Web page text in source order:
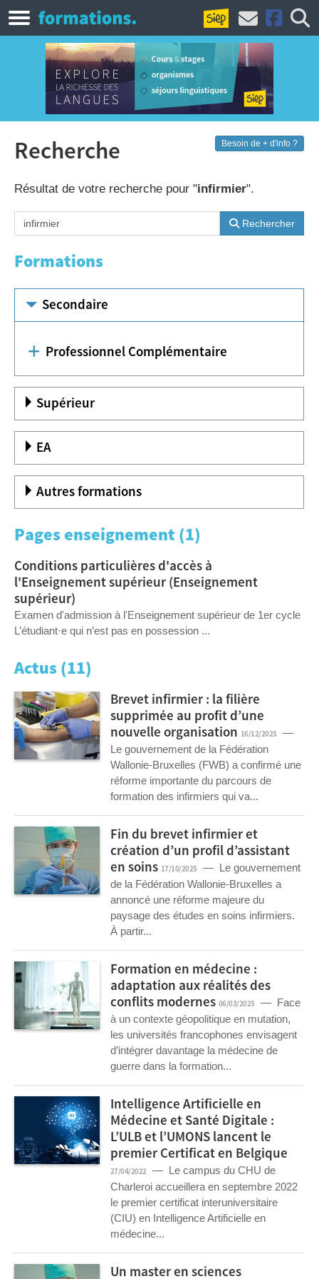
Besoin de + d'info ?
Recherche
Résultat de votre recherche pour "infirmier".
Rechercher
Formations
Secondaire
Professionnel Complémentaire
Supérieur
EA
Autres formations
Pages enseignement (1)
Conditions particulières d'accès à
l'Enseignement supérieur (Enseignement
supérieur)
Examen d'admission à l'Enseignement supérieur de 1er cycle
L’étudiant·e qui n’est pas en possession ...
Actus (11)
Brevet infirmier : la filière
supprimée au profit d’une
nouvelle organisation 16/12/2025 —
Le gouvernement de la Fédération
Wallonie-Bruxelles (FWB) a confirmé une
réforme importante du parcours de
formation des infirmiers qui va...
Fin du brevet infirmier et
création d’un profil d’assistant
en soins 17/10/2025 — Le gouvernement
de la Fédération Wallonie-Bruxelles a
annoncé une réforme majeure du
paysage des études en soins infirmiers.
À partir...
Formation en médecine :
adaptation aux réalités des
conflits modernes 06/03/2025 — Face
à un contexte géopolitique en mutation,
les universités francophones envisagent
d’intégrer davantage la médecine de
guerre dans la formation...
Intelligence Artificielle en
Médecine et Santé Digitale :
L’ULB et l’UMONS lancent le
premier Certificat en Belgique
27/04/2022 — Le campus du CHU de
Charleroi accueillera en septembre 2022
le premier certificat interuniversitaire
(CIU) en Intelligence Artificielle en
médecine...
Un master en sciences